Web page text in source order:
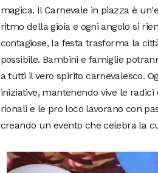
magica. Il Carnevale in piazza è
ritmo della gioia e ogni angolo si
contagiose, la festa trasforma la
possibile. Bambini e famiglie
a tutti il vero spirito carnevalesco.
iniziative, mantenendo vive le
rionali e le pro loco lavorano con
creando un evento che celebra la